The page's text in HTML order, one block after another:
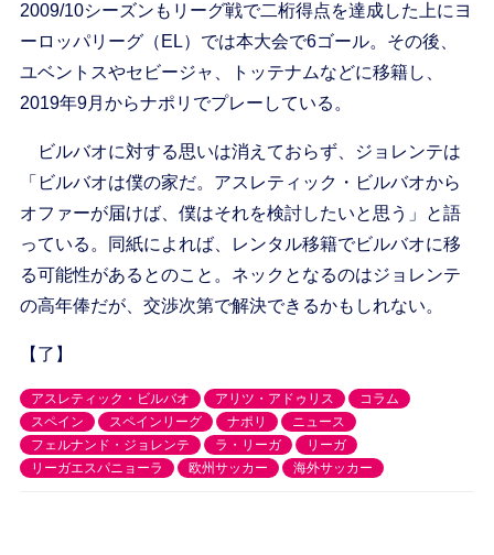
2009/10シーズンもリーグ戦で二桁得点を達成した上にヨ
ーロッパリーグ（EL）では本大会で6ゴール。その後、
ユベントスやセビージャ、トッテナムなどに移籍し、
2019年9月からナポリでプレーしている。
ビルバオに対する思いは消えておらず、ジョレンテは
「ビルバオは僕の家だ。アスレティック・ビルバオから
オファーが届けば、僕はそれを検討したいと思う」と語
っている。同紙によれば、レンタル移籍でビルバオに移
る可能性があるとのこと。ネックとなるのはジョレンテ
の高年俸だが、交渉次第で解決できるかもしれない。
【了】
アスレティック・ビルバオ アリツ・アドゥリス
コラム
スペイン
スペインリーグ ナポリ
ニュース
フェルナンド・ジョレンテ
ラ・リーガ
リーガ
リーガエスパニョーラ
欧州サッカー 海外サッカー